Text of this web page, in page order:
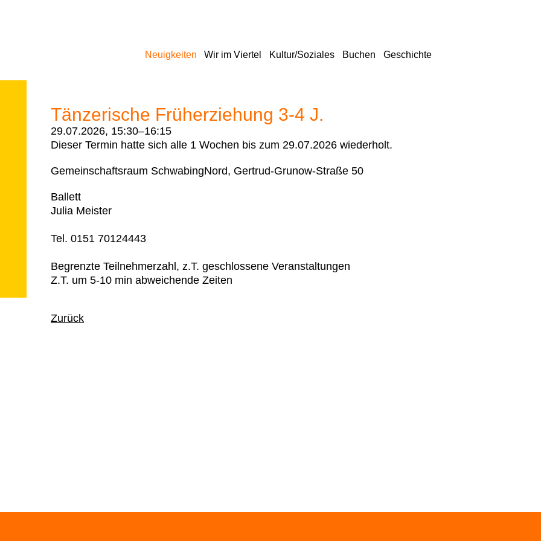
Neuigkeiten Wir im Viertel Kultur/Soziales Buchen Geschichte
Tänzerische Früherziehung 3-4 J.
29.07.2026, 15:30–16:15
Dieser Termin hatte sich alle 1 Wochen bis zum 29.07.2026 wiederholt.
Gemeinschaftsraum SchwabingNord, Gertrud-Grunow-Straße 50
Ballett
Julia Meister
Tel. 0151 70124443
Begrenzte Teilnehmerzahl, z.T. geschlossene Veranstaltungen
Z.T. um 5-10 min abweichende Zeiten
Zurück